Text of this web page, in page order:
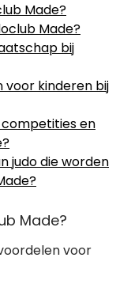
Made?
Made?
bij
voor kinderen bij
en
judo die worden
Made?
voor